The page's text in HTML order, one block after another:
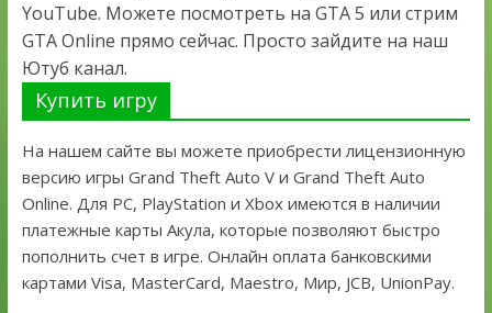
YouTube. Можете посмотреть на GTA 5 или стрим
GTA Online прямо сейчас. Просто зайдите на наш
Ютуб канал.
Купить игру
На нашем сайте вы можете приобрести лицензионную
версию игры Grand Theft Auto V и Grand Theft Auto
Online. Для PC, PlayStation и Xbox имеются в наличии
платежные карты Акула, которые позволяют быстро
пополнить счет в игре. Онлайн оплата банковскими
картами Visa, MasterCard, Maestro, Мир, JCB, UnionPay.